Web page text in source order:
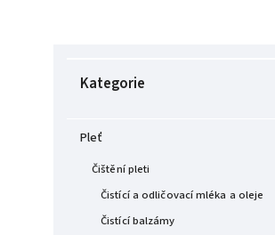
Kategorie
Pleť
Čištění pleti
Čistící a odličovací mléka a oleje
Čistící balzámy